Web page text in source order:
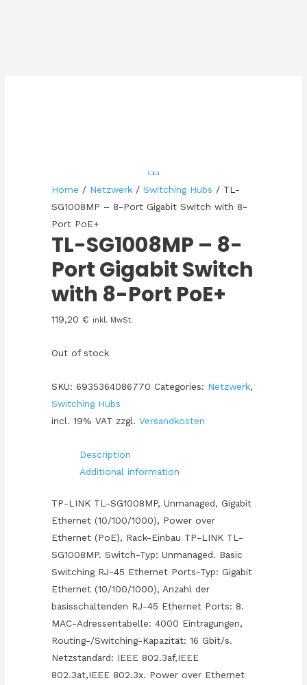
Home / Netzwerk /Switching Hubs / TL-
SG1008MP – 8-Port Gigabit Switch with 8-
Port PoE+
TL-SG1008MP – 8-
Port Gigabit Switch
with 8-Port PoE+
119,20€ inkl. MwSt.
Out of stock
SKU:6935364086770 Categories: Netzwerk,
Switching Hubs
incl. 19% VAT zzgl.Versandkosten
Description
Additional information
TP-LINK TL-SG1008MP, Unmanaged, Gigabit
Ethernet (10/100/1000), Power over
Ethernet (PoE), Rack-Einbau TP-LINK TL-
SG1008MP. Switch-Typ: Unmanaged. Basic
Switching RJ-45 Ethernet Ports-Typ: Gigabit
Ethernet (10/100/1000), Anzahl der
basisschaltenden RJ-45 Ethernet Ports: 8.
MAC-Adressentabelle: 4000 Eintragungen,
Routing-/Switching-Kapazität: 16 Gbit/s.
Netzstandard: IEEE 802.3af,IEEE
802.3at,IEEE 802.3x. Power over Ethernet